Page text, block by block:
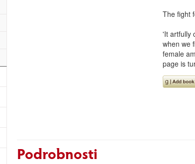
The fight
'It artfully
when we
female
page is
Podrobnosti